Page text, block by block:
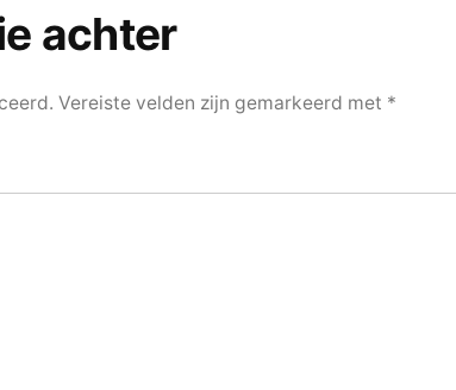
achter
Vereiste velden zijn gemarkeerd met *